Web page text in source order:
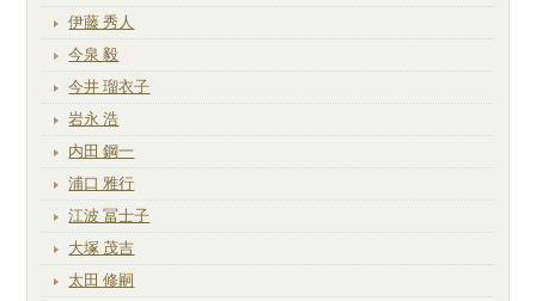
伊藤 秀人
今泉 毅
今井 瑠衣子
岩永 浩
内田 鋼一
浦口 雅行
江波 冨士子
大塚 茂吉
太田 修嗣